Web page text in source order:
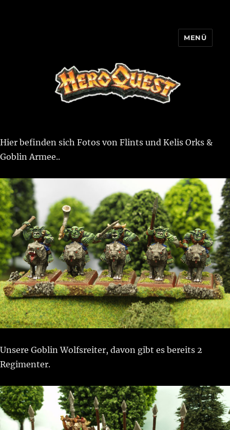
MENÜ
Hier befinden sich Fotos von Flints und Kelis Orks &
Goblin Armee..
Unsere Goblin Wolfsreiter, davon gibt es bereits 2
Regimenter.